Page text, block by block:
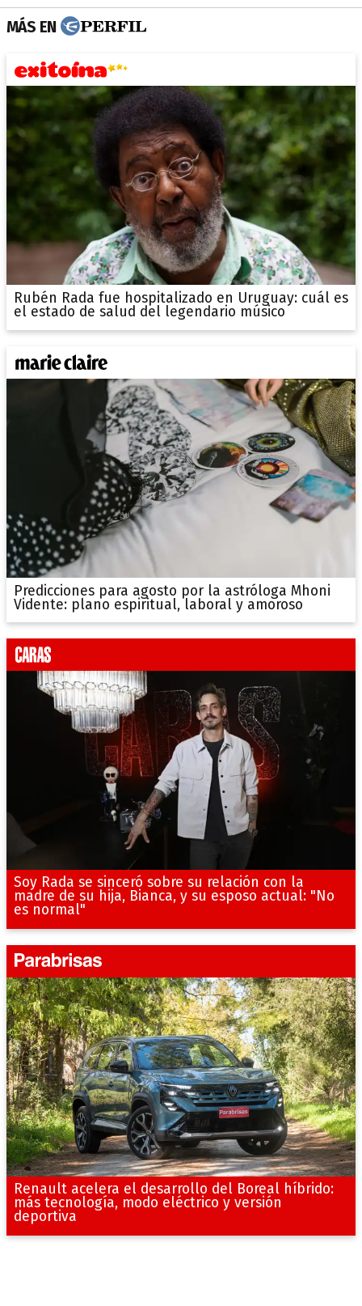
MÁS EN
Rubén Rada fue hospitalizado en Uruguay: cuál es
el estado de salud del legendario músico
Predicciones para agosto por la astróloga Mhoni
Vidente: plano espiritual, laboral y amoroso
Soy Rada se sinceró sobre su relación con la
madre de su hija, Bianca, y su esposo actual: "No
es normal"
Renault acelera el desarrollo del Boreal híbrido:
más tecnología, modo eléctrico y versión
deportiva